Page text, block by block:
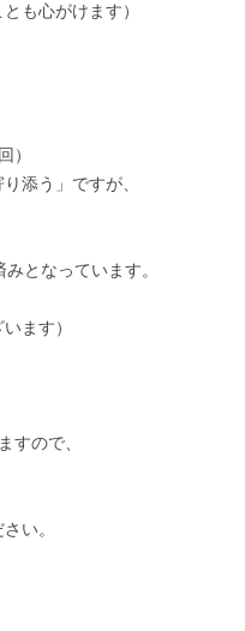
も心がけます）
）
添う」ですが、
となっています。
ます）
すので、
い。